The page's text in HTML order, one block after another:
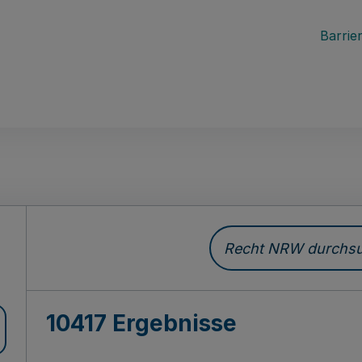
Recht NRW
10417 Ergebnisse